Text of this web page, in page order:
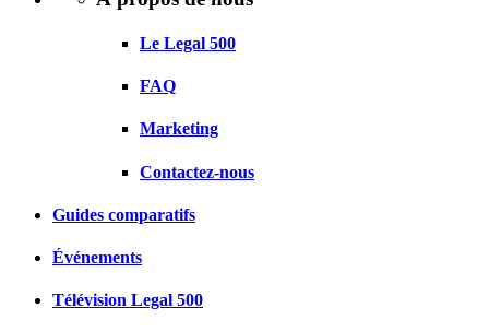
Le Legal 500
FAQ
Marketing
Contactez-nous
Guides comparatifs
Événements
Télévision Legal 500